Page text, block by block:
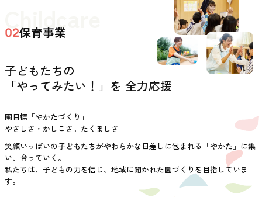
Childcare
02保育事業
子どもたちの
「やってみたい！」を 全力応援
園目標「やかたづくり」
やさしさ・かしこさ。たくましさ
笑顔いっぱいの子どもたちがやわらかな日差しに包まれる「やかた」に集
い、育っていく。
私たちは、子どもの力を信じ、地域に開かれた園づくりを目指していま
す。